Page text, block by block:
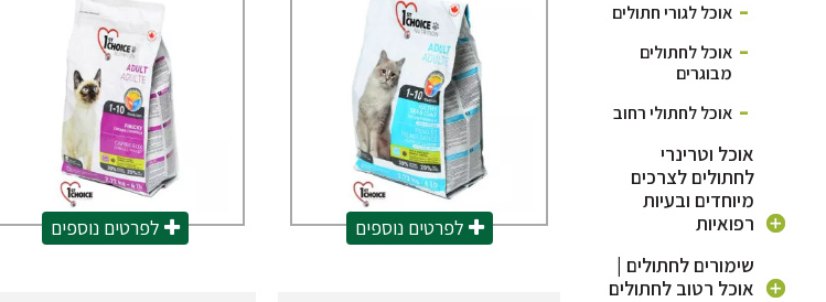
אוכל לגורי חתולים
אוכל לחתולים
מבוגרים
אוכל לחתולי רחוב
אוכל וטרינרי
לחתולים לצרכים
מיוחדים ובעיות
רפואיות
אוכל היפואלרגני
לחתול
שימורים לחתולים |
אוכל רטוב לחתולים
לפרטים נוספים לפרטים נוספים